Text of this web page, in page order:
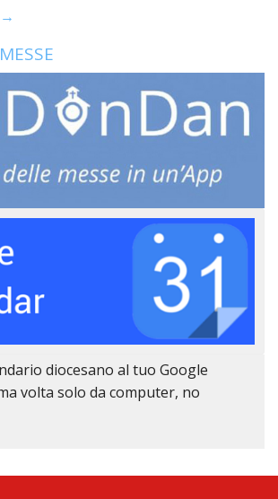
diocesano al tuo Google
volta solo da computer, no